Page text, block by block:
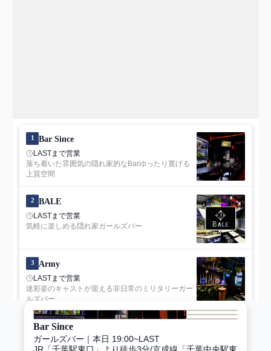
来店日
未選択
こだわり
カード可
日曜営業あり
リーズナブル
高級店・VIPルームあり
コスプレ・バニーガール
熟女・姉世代
店内がおしゃれ・綺麗
お店の特徴
1 Bar Since
LASTまで営業
落ち着いた雰囲気の隠れ家的なBarゆったり寛げる
上質空間
2 BALE
LASTまで営業
気軽に楽しめる隠れ家ガールズバー
3 Army
LASTまで営業
迷彩姿のキャストが迎える非日常のミリタリーガー
ルズバー
Bar Since
ガールズバー ｜ 本日 19:00~LAST